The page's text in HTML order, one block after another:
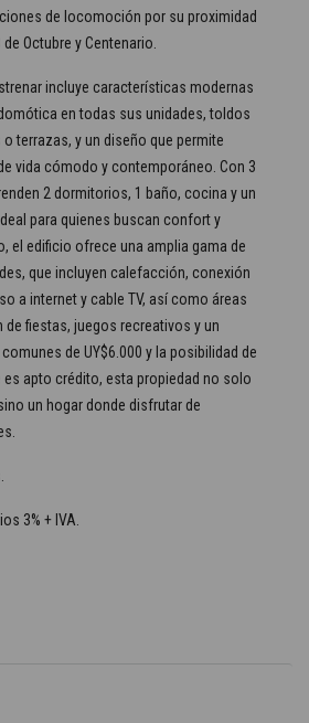
de locomoción por su proximidad
Octubre y Centenario.
incluye características modernas
en todas sus unidades, toldos
terrazas, y un diseño que permite
vida cómodo y contemporáneo. Con 3
2 dormitorios, 1 baño, cocina y un
para quienes buscan confort y
el edificio ofrece una amplia gama de
que incluyen calefacción, conexión
a internet y cable TV, así como áreas
fiestas, juegos recreativos y un
de UY$6.000 y la posibilidad de
es apto crédito, esta propiedad no solo
un hogar donde disfrutar de
3% + IVA.